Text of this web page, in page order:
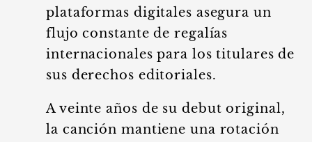
plataformas digitales asegura un
flujo constante de regalías
internacionales para los titulares de
sus derechos editoriales.
A veinte años de su debut original,
la canción mantiene una rotación